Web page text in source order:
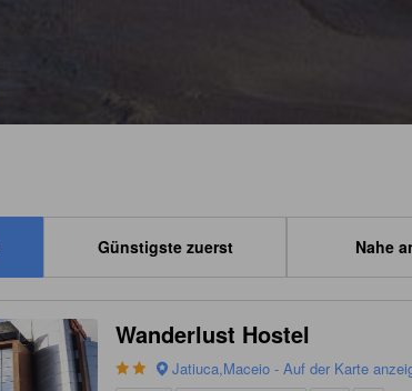
Günstigste zuerst Nahe
Wanderlust Hostel
Jatiuca,Maceio - Auf der Karte